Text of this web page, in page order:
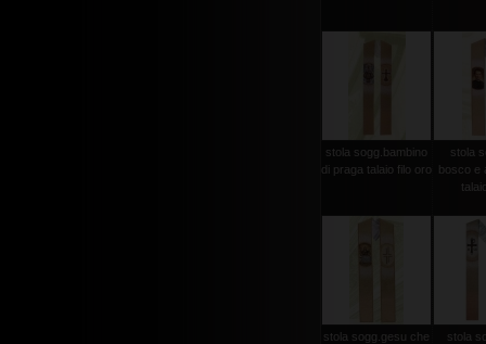
stola sogg.bambino
di praga talaio filo oro
stola
bosco e
stola sogg.gesu che
stola